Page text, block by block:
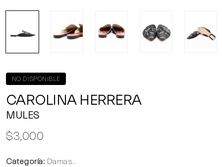
NO DISPONIBLE
CAROLINA HERRERA
MULES
$3,000
Categoría: Damas..